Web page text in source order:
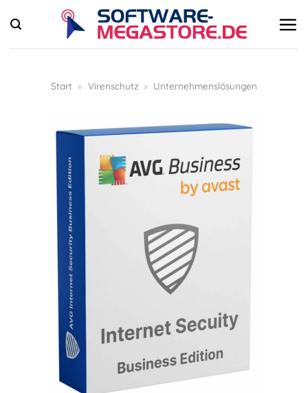
Inhalt
springen
Start » Virenschutz » Unternehmenslösungen